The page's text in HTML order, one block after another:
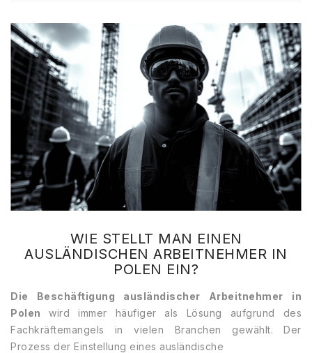
WIE STELLT MAN EINEN
AUSLÄNDISCHEN ARBEITNEHMER IN
POLEN EIN?
Die Beschäftigung ausländischer Arbeitnehmer in
Polen wird immer häufiger als Lösung aufgrund des
Fachkräftemangels in vielen Branchen gewählt. Der
Prozess der Einstellung eines ausländische